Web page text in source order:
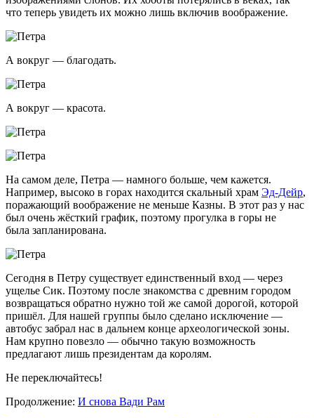
что теперь увидеть их можно лишь включив воображение.
А вокруг — благодать.
А вокруг — красота.
На самом деле, Петра — намного больше, чем кажется.
Например, высоко в горах находится скальный храм Эд-Дейр,
поражающий воображение не меньше Казны. В этот раз у нас
был очень жёсткий график, поэтому прогулка в горы не
была запланирована.
Сегодня в Петру существует единственный вход — через
ущелье Сик. Поэтому после знакомства с древним городом
возвращаться обратно нужно той же самой дорогой, которой
пришёл. Для нашей группы было сделано исключение —
автобус забрал нас в дальнем конце археологической зоны.
Нам крупно повезло — обычно такую возможность
предлагают лишь президентам да королям.
Не переключайтесь!
Продолжение: И снова Вади Рам